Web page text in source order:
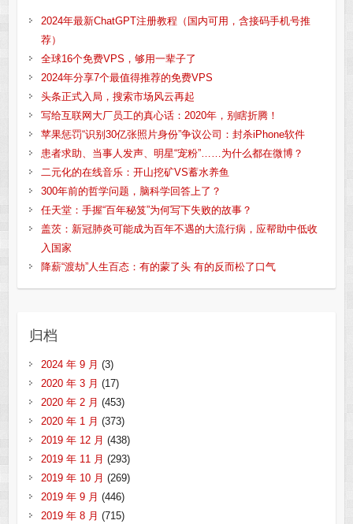
2024年最新ChatGPT注册教程（国内可用，含接码手机号推
荐）
全球16个免费VPS，够用一辈子了
2024年分享7个最值得推荐的免费VPS
头条正式入局，搜索市场风云再起
写给互联网大厂员工的真心话：2020年，别瞎折腾！
苹果惩罚“识别30亿张照片身份”争议公司：封杀iPhone软件
患者求助、当事人发声、明星“宠粉”……为什么都在微博？
二元化的在线音乐：开山挖矿VS蓄水养鱼
300年前的哲学问题，脑科学回答上了？
任天堂：手握“百年秘笈”为何写下失败的故事？
盖茨：新冠肺炎可能成为百年不遇的大流行病，应帮助中低收
入国家
降薪“渡劫”人生百态：有的蒙了头 有的反而松了口气
归档
2024 年 9 月 (3)
2020 年 3 月 (17)
2020 年 2 月 (453)
2020 年 1 月 (373)
2019 年 12 月 (438)
2019 年 11 月 (293)
2019 年 10 月 (269)
2019 年 9 月 (446)
2019 年 8 月 (715)